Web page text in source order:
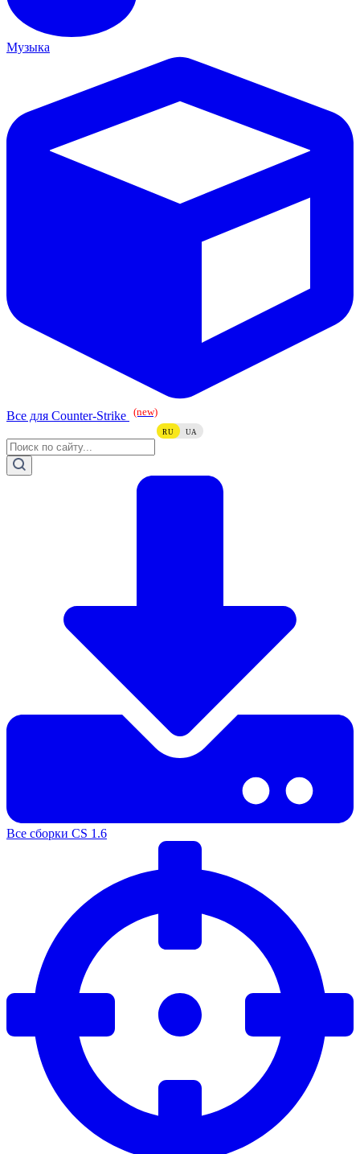
Музыка
Все для Counter-Strike (new)
RU UA
Все сборки CS 1.6